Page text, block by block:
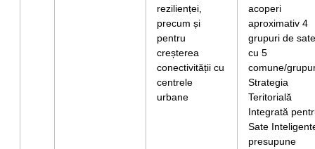
rezilienței,
precum și
pentru
creșterea
conectivității cu
centrele
urbane
acoperi
aproximativ 4
grupuri de sate
cu 5
comune/
Strategia
Teritorială
Integrată
Sate
presupune